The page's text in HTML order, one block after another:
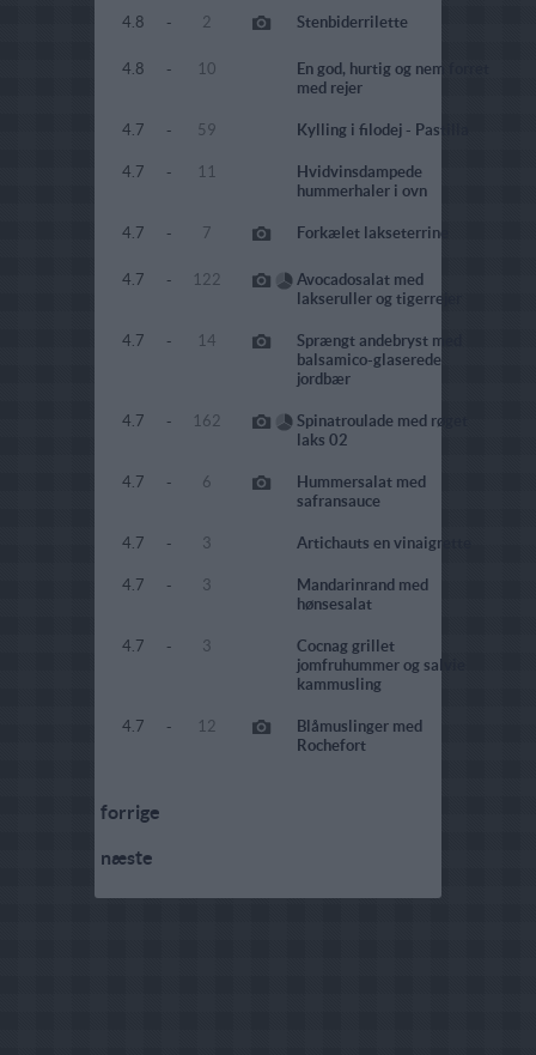
4.8 - 2 Stenbiderrilette
4.8 - 10
En god, hurtig og nem forret
med rejer
4.7 - 59 Kylling i filodej - Pastilla
4.7 - 11
Hvidvinsdampede
hummerhaler i ovn
4.7 - 7 Forkælet lakseterrine
4.7 - 122
Avocadosalat med
lakseruller og tigerrejer
4.7 - 14
Sprængt andebryst med
balsamico-glaserede
jordbær
4.7 - 162
Spinatroulade med røget
laks 02
4.7 - 6
Hummersalat med
safransauce
4.7 - 3 Artichauts en vinaigrette
4.7 - 3
Mandarinrand med
hønsesalat
4.7 - 3
Cocnag grillet
jomfruhummer og salvie
kammusling
4.7 - 12
Blåmuslinger med
Rochefort
forrige
næste